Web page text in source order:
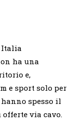
Italia
ha una
e,
e sport solo per
hanno spesso il
via cavo.